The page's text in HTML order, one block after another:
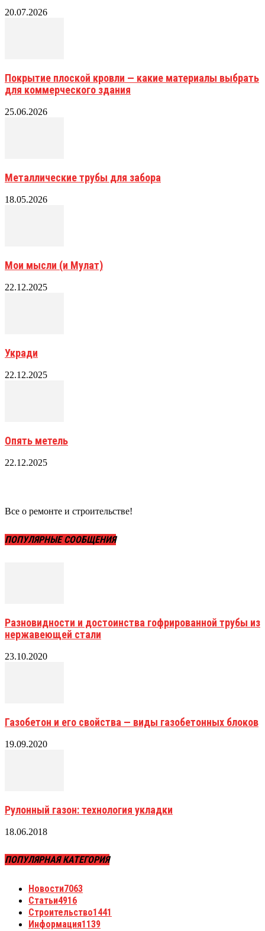
20.07.2026
Покрытие плоской кровли — какие материалы выбрать
для коммерческого здания
25.06.2026
Металлические трубы для забора
18.05.2026
Мои мысли (и Мулат)
22.12.2025
Укради
22.12.2025
Опять метель
22.12.2025
Все о ремонте и строительстве!
ПОПУЛЯРНЫЕ СООБЩЕНИЯ
Разновидности и достоинства гофрированной трубы из
нержавеющей стали
23.10.2020
Газобетон и его свойства — виды газобетонных блоков
19.09.2020
Рулонный газон: технология укладки
18.06.2018
ПОПУЛЯРНАЯ КАТЕГОРИЯ
Новости7063
Статьи4916
Строительство1441
Информация1139